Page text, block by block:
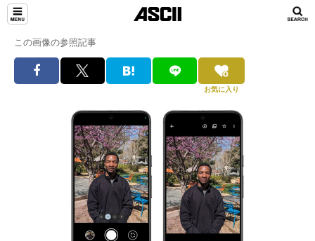
この画像の参照記事
お気に入り